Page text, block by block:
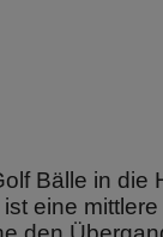
Bälle in
eine